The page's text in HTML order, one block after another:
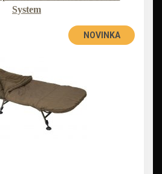
System
NOVINKA